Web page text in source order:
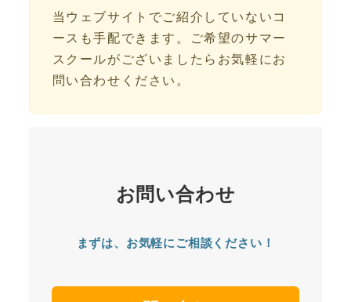
当ウェブサイトでご紹介していないコ
ースも手配できます。ご希望のサマー
スクールがございましたらお気軽にお
問い合わせください。
お問い合わせ
まずは、お気軽にご相談ください！